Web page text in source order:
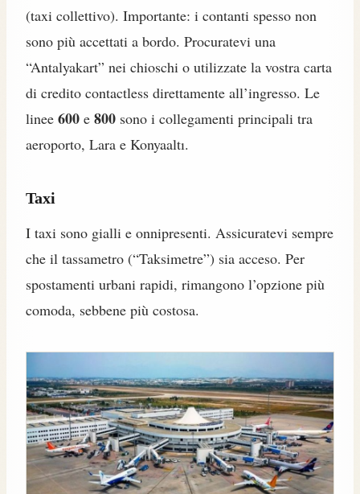
(taxi collettivo). Importante: i contanti spesso non
sono più accettati a bordo. Procuratevi una
“Antalyakart” nei chioschi o utilizzate la vostra carta
di credito contactless direttamente all’ingresso. Le
linee 600 e 800 sono i collegamenti principali tra
aeroporto, Lara e Konyaaltı.
Taxi
I taxi sono gialli e onnipresenti. Assicuratevi sempre
che il tassametro (“Taksimetre”) sia acceso. Per
spostamenti urbani rapidi, rimangono l’opzione più
comoda, sebbene più costosa.